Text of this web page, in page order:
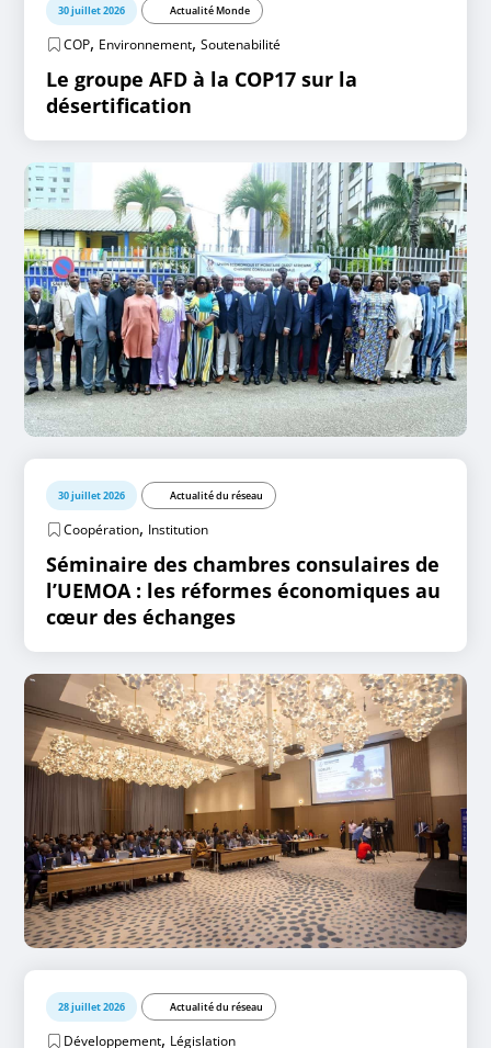
30 juillet 2026 Actualité Monde
COP, Environnement,Soutenabilité
Le groupe AFD à la COP17 sur la
désertification
30 juillet 2026 Actualité du réseau
Coopération, Institution
Séminaire des chambres consulaires de
l’UEMOA : les réformes économiques au
cœur des échanges
28 juillet 2026 Actualité du réseau
Développement, Législation